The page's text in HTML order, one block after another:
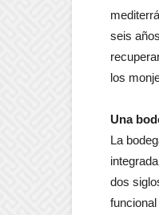
seis
los
Una
La
dos